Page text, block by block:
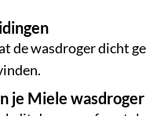
wasdroger dicht
je Miele wasdroger